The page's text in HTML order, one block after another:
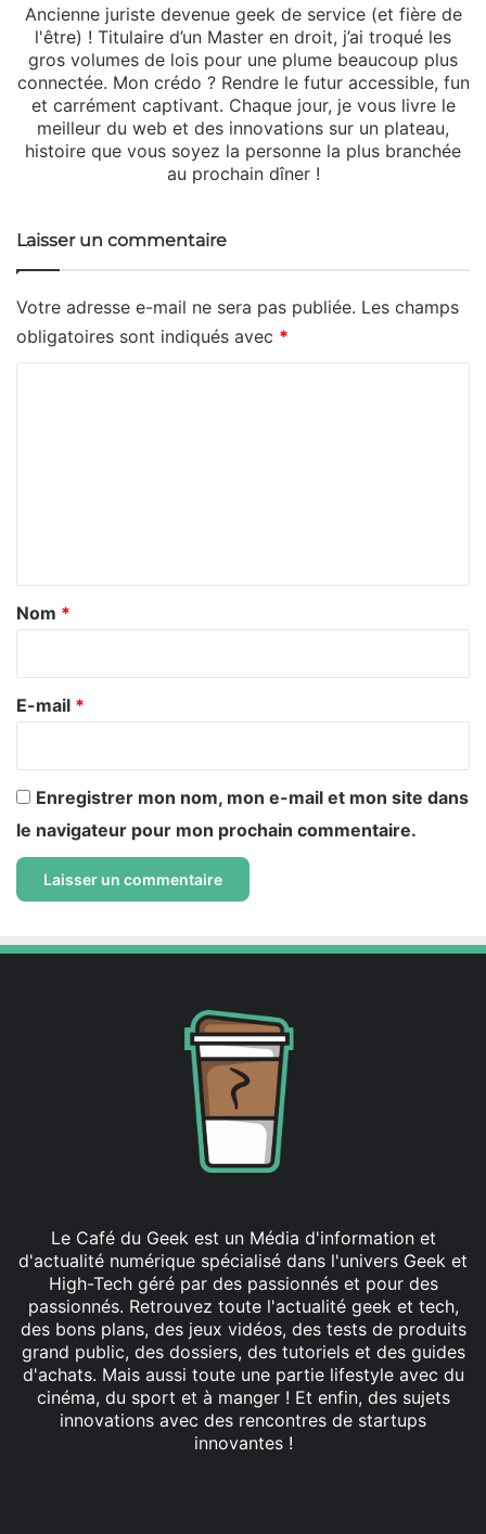
Ancienne juriste devenue geek de service (et fière de
l'être) ! Titulaire d’un Master en droit, j’ai troqué les
gros volumes de lois pour une plume beaucoup plus
connectée. Mon crédo ? Rendre le futur accessible, fun
et carrément captivant. Chaque jour, je vous livre le
meilleur du web et des innovations sur un plateau,
histoire que vous soyez la personne la plus branchée
au prochain dîner !
Laisser un commentaire
Votre adresse e-mail ne sera pas publiée. Les champs
obligatoires sont indiqués avec *
a
e
Nom *
E-mail *
Enregistrer mon nom, mon e-mail et mon site dans
le navigateur pour mon prochain commentaire.
Le Café du Geek est un Média d'information et
d'actualité numérique spécialisé dans l'univers Geek et
High-Tech géré par des passionnés et pour des
passionnés. Retrouvez toute l'actualité geek et tech,
des bons plans, des jeux vidéos, des tests de produits
grand public, des dossiers, des tutoriels et des guides
d'achats. Mais aussi toute une partie lifestyle avec du
cinéma, du sport et à manger ! Et enfin, des sujets
innovations avec des rencontres de startups
innovantes !